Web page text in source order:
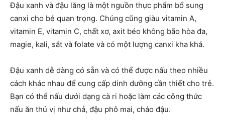
Đậu xanh và đậu lăng là một nguồn thực phẩm bổ sung
canxi cho bé quan trọng. Chúng cũng giàu vitamin A,
vitamin E, vitamin C, chất xơ, axit béo không bão hòa đa,
magie, kali, sắt và folate và có một lượng canxi kha khá.
Đậu xanh dễ dàng có sẵn và có thể được nấu theo nhiều
cách khác nhau để cung cấp dinh dưỡng cần thiết cho trẻ.
Bạn có thể nấu dưới dạng cà ri hoặc làm các công thức
nấu ăn thú vị như chả, đậu phô mai, cháo đậu.